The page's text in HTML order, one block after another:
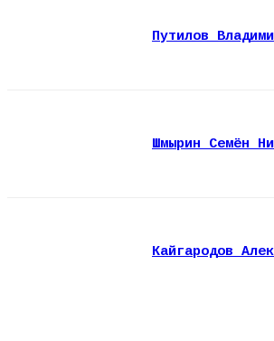
Путилов
Шмырин Семён
Кайгародов